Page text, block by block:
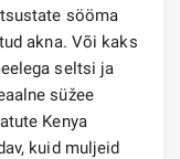
sööma
akna. Või kaks
seltsi ja
süžee
Kenya
kuid muljeid